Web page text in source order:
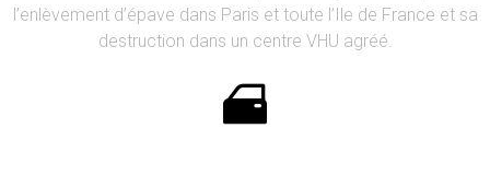
l’enlèvement d’épave dans Paris et toute l’Ile de France et sa
destruction dans un centre VHU agréé.